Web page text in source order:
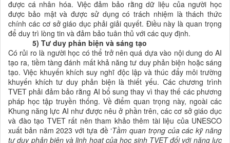
được cá nhân hóa. Việc đảm bảo rằng dữ liệu của người học
được bảo mật và được sử dụng có trách nhiệm là thách thức
chính các cơ sở giáo dục phải giải quyết. Điều này là quan trọng
để duy trì lòng tin và đảm bảo tuân thủ với các quy định.
5) Tư duy phản biện và sáng tạo
Có rủi ro là người học có thể trở nên quá dựa vào nội dung do AI
tạo ra, tiềm tàng đánh mất khả năng tư duy phản biện hoặc sáng
tạo. Việc khuyến khích suy nghĩ độc lập và thúc đẩy môi trường
khuyến khích tư duy phản biện là thiết yếu. Các chương trình
TVET phải đảm bảo rằng AI bổ sung thay vì thay thế các phương
pháp học tập truyền thống. Về điểm quan trọng này, ngoài các
Khung năng lực AI như được nêu ở phần trên, cáccơ sở giáo dục
và đào tạo TVET rất nên tham khảo thêm tài liệu của UNESCO
xuất bản năm 2023 với tựa đề ‘Tầm quan trọng của cáckỹ năng
tư duy phản biện và linh hoạt của học sinh TVET đối với năng lực